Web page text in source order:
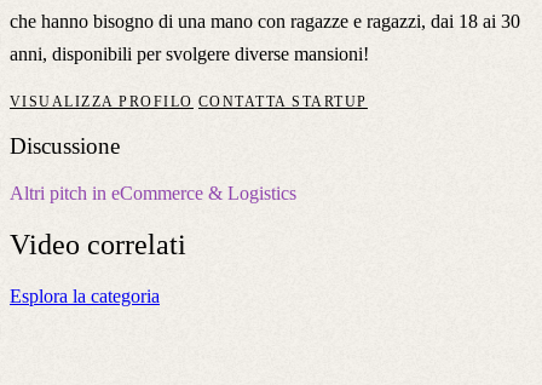
che hanno bisogno di una mano con ragazze e ragazzi, dai 18 ai 30
anni, disponibili per svolgere diverse mansioni!
VISUALIZZA PROFILO CONTATTA STARTUP
Discussione
Altri pitch in eCommerce & Logistics
Video correlati
Esplora la categoria